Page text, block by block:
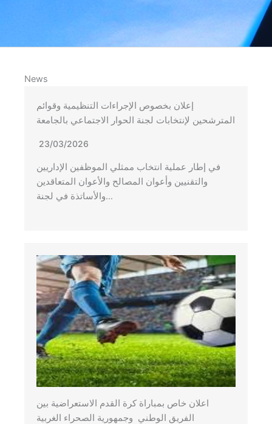
News
إعلان بخصوص الإجراءات التنظيمية وقوائم
المترشحين لإنتخابات لجنة الحوار الاجتماعي بالجامعة
23/03/2026
في إطار عملية انتخاب ممثلي الموظفين الإداريين
والتقنيين وأعوان المصالح والأعوان المتعاقدين
والأساتذة في لجنة…
اعلان خاص بمباراة كرة القدم الاستعراضية بين
الفريق الوطني وجمهورية الصحراء الغربية